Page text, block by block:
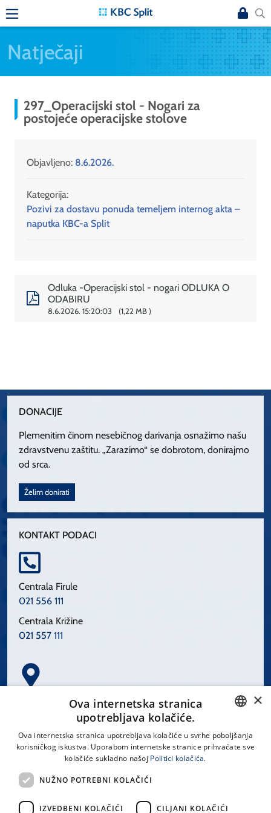
Natječaji
297_Operacijski stol - Nogari za
postojeće operacijske stolove
Objavljeno: 8.6.2026.
Kategorija:
Pozivi za dostavu ponuda temeljem internog akta –
naputka KBC-a Split
Odluka -Operacijski stol - nogari ODLUKA O
ODABIRU
8.6.2026. 15:20:03 1,22 MB
DONACIJE
Plemenitim činom nesebičnog darivanja osnažimo našu
zdravstvenu zaštitu. „Zarazimo“ se dobrotom, donirajmo
od srca.
Želim donirati
KONTAKT PODACI
Centrala Firule
021 556 111
Centrala Križine
021 557 111
Spinčićeva 1, 21000 Split
LINKOVI
CROATIAN
×
Ova internetska stranica
upotrebljava kolačiće.
Ova internetska stranica upotrebljava kolačiće u svrhe poboljšanja
korisničkog iskustva. Uporabom internetske stranice prihvaćate sve
kolačiće sukladno našoj Politici kolačića.
NUŽNO POTREBNI KOLAČIĆI
IZVEDBENI KOLAČIĆI CILJANI KOLAČIĆI